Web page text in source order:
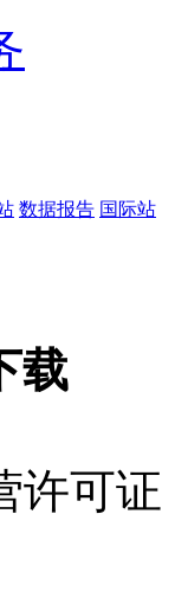
数据报告 国际站
载
许可